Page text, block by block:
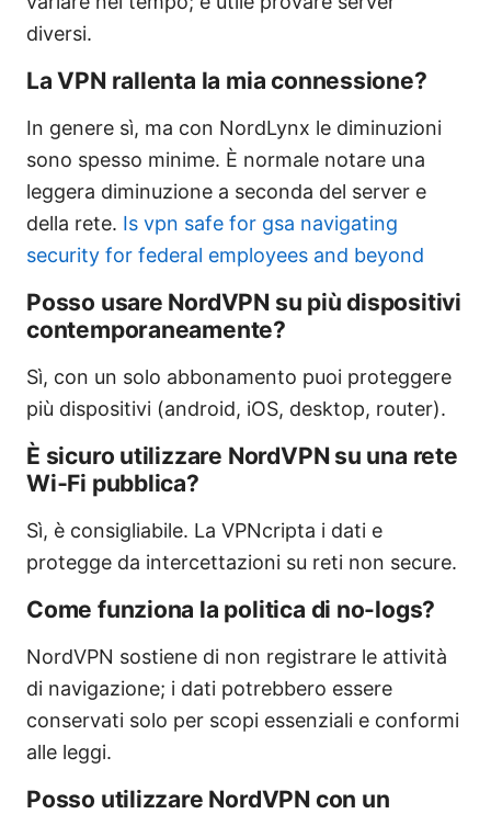
diversi.
La VPN rallenta la mia connessione?
In genere sì, ma con NordLynx le diminuzioni
sono spesso minime. È normale notare una
leggera diminuzione a seconda del server e
della rete. Is vpn safe for gsa navigating
security for federal employees and beyond
Posso usare NordVPN su più dispositivi
contemporaneamente?
Sì, con un solo abbonamento puoi proteggere
più dispositivi (android, iOS, desktop, router).
È sicuro utilizzare NordVPN su una rete
Wi‑Fi pubblica?
Sì, è consigliabile. La VPNcripta i dati e
protegge da intercettazioni su reti non secure.
Come funziona la politica di no-logs?
NordVPN sostiene di non registrare le attività
di navigazione; i dati potrebbero essere
conservati solo per scopi essenziali e conformi
alle leggi.
Posso utilizzare NordVPN con un